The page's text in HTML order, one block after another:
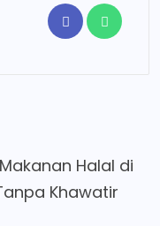
Halal di
Khawatir